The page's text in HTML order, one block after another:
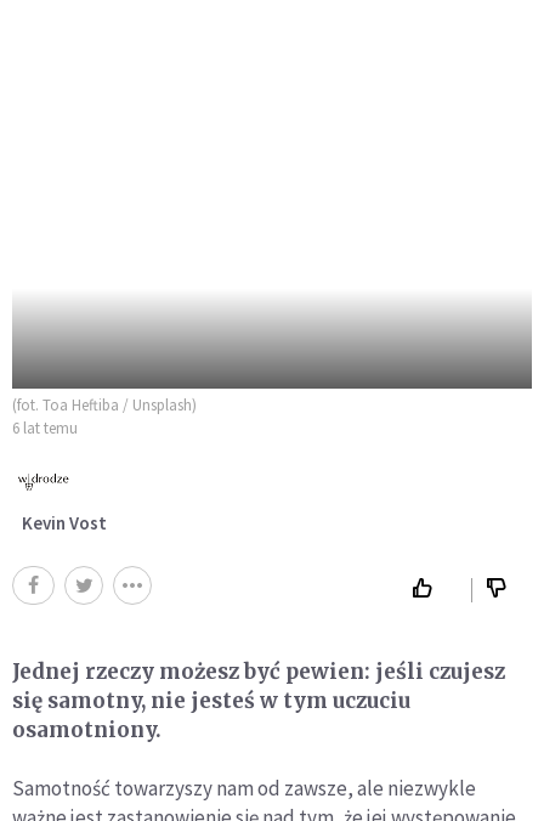
(fot. Toa Heftiba / Unsplash)
6 lat temu
Kevin Vost
Jednej rzeczy możesz być pewien: jeśli czujesz
się samotny, nie jesteś w tym uczuciu
osamotniony.
Samotność towarzyszy nam od zawsze, ale niezwykle